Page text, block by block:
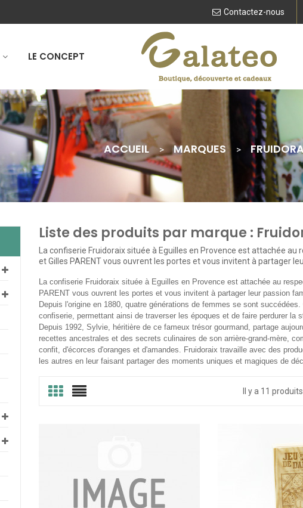
Contactez-nous
LE CONCEPT
ACCUEIL MARQUES
Liste des produits par marque :
La confiserie Fruidoraix située à Eguilles en Provence est attachée
et Gilles PARENT vous ouvrent les portes et vous invitent à partager
La confiserie Fruidoraix située à Eguilles en Provence est attachée au
PARENT vous ouvrent les portes et vous invitent à partager leur passion
Depuis l'origine en 1880, quatre générations de femmes se sont
confiserie, permettant ainsi de traverser les époques et de faire perdurer la
Depuis 1992, Sylvie, héritière de ce fameux trésor gourmand, partage
recettes ancestrales et des secrets culinaires de son arrière-grand-mère,
confit, d'écorces d'oranges et d'amandes. Fruidoraix travaille avec des
les autres en leur faisant partager des moments uniques et magiques de
Il y a 11 produits.